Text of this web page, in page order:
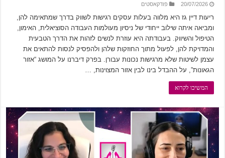
20/07/2026 פודקאסטים
ריעות דיין גז היא מלווה בעלות עסקים רגישות לשווק בדרך שמתאימה להן,
ומביאה איתה שילוב ייחודי של ניסיון מעולמות העבודה הסוציאלית, האימון,
הטיפול והשיווק. בעבודתה היא עוזרת לנשים לזהות את הדרך הטבעית
והמדויקת להן, לפעול מתוך החוזקות שלהן ולהפסיק לנסות להתאים את
עצמן לשיטות שלא מרגישות נכונות עבורן. בפרק דיברנו על המושג “אזור
הגאונות”, על ההבדל בינו לבין אזור המצוינות, …
המשיכו לקרוא